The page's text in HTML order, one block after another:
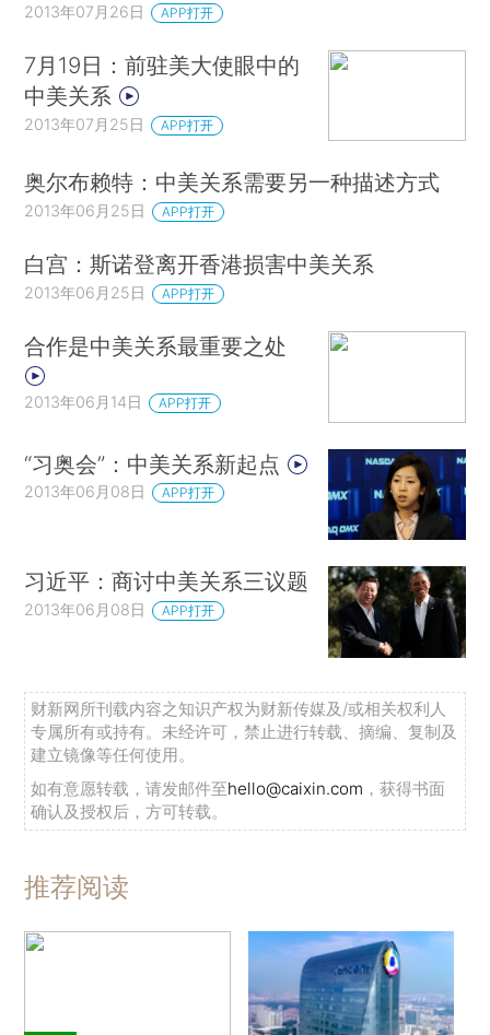
2013年07月26日 APP打开
7月19日：前驻美大使眼中的
中美关系
2013年07月25日 APP打开
奥尔布赖特：中美关系需要另一种描述方式
2013年06月25日 APP打开
白宫：斯诺登离开香港损害中美关系
2013年06月25日 APP打开
合作是中美关系最重要之处
2013年06月14日 APP打开
“习奥会”：中美关系新起点
2013年06月08日 APP打开
习近平：商讨中美关系三议题
2013年06月08日 APP打开
财新网所刊载内容之知识产权为财新传媒及/或相关权利人
专属所有或持有。未经许可，禁止进行转载、摘编、复制及
建立镜像等任何使用。
如有意愿转载，请发邮件至hello@caixin.com ，获得书面
确认及授权后，方可转载。
推荐阅读